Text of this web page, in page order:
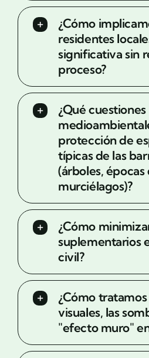
¿Cómo
residentes
significativa sin
proceso?
¿Qué cuestiones
protección de
típicas de las
(árboles, épocas
murciélagos)?
¿Cómo
suplementarios
civil?
¿Cómo
visuales, las
"efecto muro"